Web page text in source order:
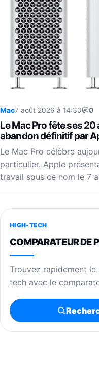
Mac7 août 2026 à 14:30 0
Le Mac Pro fête ses
abandon définitif par
Le Mac Pro célèbre
particulier. Apple
travail sous ce nom le 7
HIGH-TECH
COMPARATEUR DE
Trouvez rapidement
tech avec le